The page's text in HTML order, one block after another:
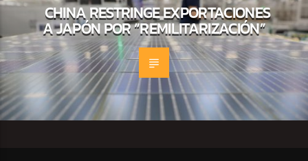
CHINA RESTRINGE EXPORTACIONES
A JAPÓN POR “REMILITARIZACIÓN”